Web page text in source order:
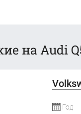
на Audi
Год